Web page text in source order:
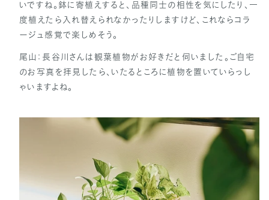
いですね。鉢に寄植えすると、品種同士の相性を気にしたり、一
度植えたら入れ替えられなかったりしますけど、これならコラ
ージュ感覚で楽しめそう。
尾山：長谷川さんは観葉植物がお好きだと伺いました。ご自宅
のお写真を拝見したら、いたるところに植物を置いていらっし
ゃいますよね。